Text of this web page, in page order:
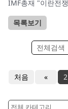
목록보기
처음 « 2